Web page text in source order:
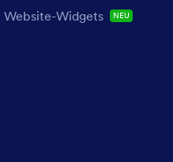
Website-Widgets NEU